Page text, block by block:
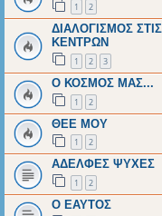
1 2
ΔΙΑΛΟΓΙΣΜΟΣ
ΚΕΝΤΡΩΝ
1 2 3
Ο ΚΟΣΜΟΣ ΜΑΣ...
1 2
ΘΕΕ ΜΟΥ
1 2
ΑΔΕΛΦΕΣ ΨΥΧΕΣ
1 2
O EAYTOΣ